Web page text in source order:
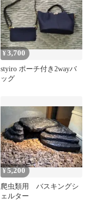
¥3,700
styiro ポーチ付き2wayバ
ッグ
¥5,200
爬虫類用 バスキングシ
ェルター